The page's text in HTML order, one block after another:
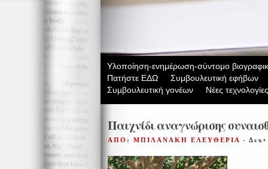
Υλοποίηση-ενημέρωση-σύντομο
Πατήστε ΕΔΩ
Συμβουλευτική εφήβων
Συμβουλευτική γονέων
Νέες τεχνολογίες
Παιχνίδι αναγνώρισης
ΑΠΟ: ΜΠΙΛΑΝΑΚΗ ΕΛΕΥΘΕΡΙΑ -